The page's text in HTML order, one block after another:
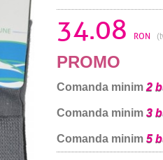
34.08 RON
PROMO
Comanda minim 2
Comanda minim 3
Comanda minim 5